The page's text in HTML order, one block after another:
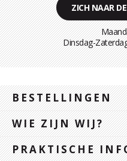
ZICH NAAR
Dinsdag-
BESTELLINGEN
WIE ZIJN WIJ?
PRAKTISCHE